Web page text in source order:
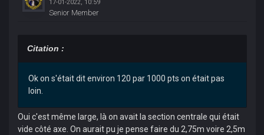
17-01-2022, 10:59
Senior Member
Citation :
Ok on s'était dit environ 120 par 1000 pts on était pas
loin.
Oui c'est même large, là on avait la section centrale qui était
vide côté axe. On aurait pu je pense faire du 2,75m voire 2,5m